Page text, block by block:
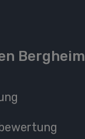
Bergheim